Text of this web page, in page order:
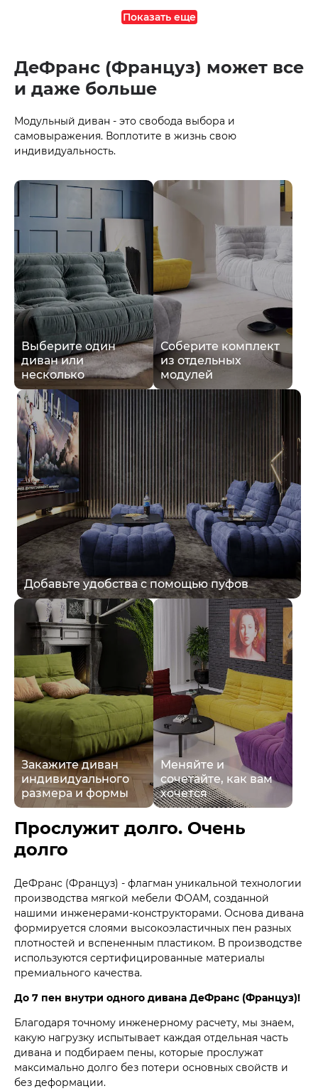
Показать еще
ДеФранс (Француз) может все
и даже больше
Модульный диван - это свобода выбора и
самовыражения. Воплотите в жизнь свою
индивидуальность.
Выберите один
диван или
несколько
Соберите комплект
из отдельных
модулей
Добавьте удобства с помощью пуфов
Закажите диван
индивидуального
размера и формы
Меняйте и
сочетайте, как вам
хочется
Прослужит долго. Очень
долго
ДеФранс (Француз) - флагман уникальной технологии
производства мягкой мебели ФОАМ, созданной
нашими инженерами-конструкторами. Основа дивана
формируется слоями высокоэластичных пен разных
плотностей и вспененным пластиком. В производстве
используются сертифицированные материалы
премиального качества.
До 7 пен внутри одного дивана ДеФранс (Француз)!
Благодаря точному инженерному расчету, мы знаем,
какую нагрузку испытывает каждая отдельная часть
дивана и подбираем пены, которые прослужат
максимально долго без потери основных свойств и
без деформации.